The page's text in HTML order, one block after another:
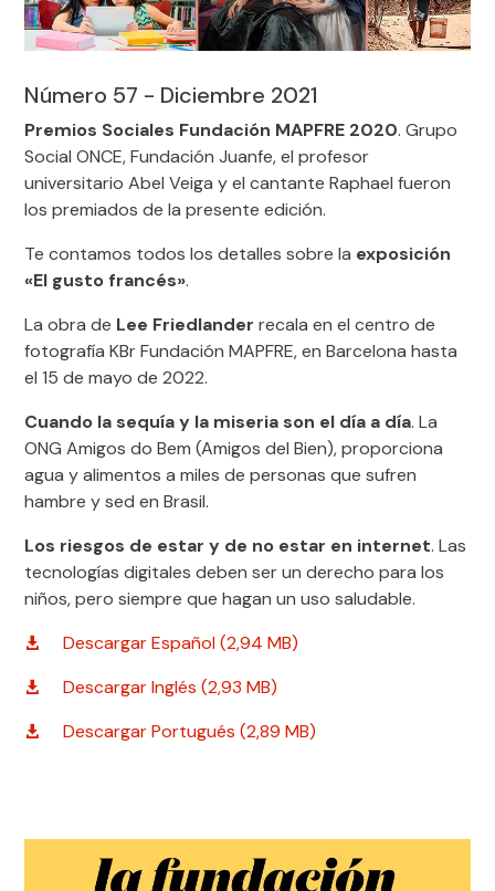
Número 57 - Diciembre 2021
Premios Sociales Fundación MAPFRE 2020. Grupo
Social ONCE, FundaciónJuanfe, el profesor
universitario AbelVeiga y el cantante Raphael fueron
los premiados de la presente edición.
Te contamos todos los detalles sobre la exposición
«El gusto francés».
La obra de Lee Friedlander recala en el centro de
fotografíaKBrFundación MAPFRE, en Barcelona hasta
el15 de mayo de 2022.
Cuando la sequía y la miseria son el día a día.La
ONG Amigos doBem (Amigos del Bien),proporciona
agua y alimentos a miles de personas que sufren
hambre y seden Brasil.
Los riesgos de estar y de no estar en internet. Las
tecnologías digitales deben ser un derecho para los
niños, perosiempre que hagan un uso saludable.
Descargar Español (2,94 MB)
Descargar Inglés (2,93 MB)
Descargar Portugués (2,89 MB)